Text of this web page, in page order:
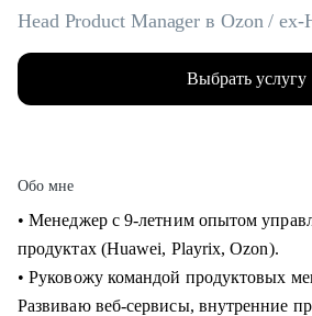
Head Product Manager в Ozon /
Выбрать услугу
Обо мне
• Менеджер с 9-летним опытом
продуктах (Huawei, Playrix, Ozon).
• Руковожу командой продуктовых
Развиваю веб-сервисы, внутренние